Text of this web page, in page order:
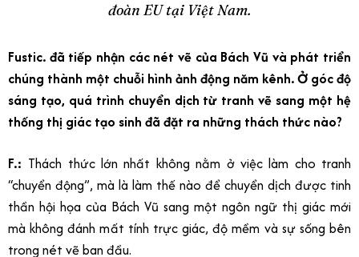
đoàn EU tại Việt Nam.
Fustic. đã tiếp nhận các nét vẽ của Bách Vũ và phát triển
chúng thành một chuỗi hình ảnh động năm kênh. Ở góc độ
sáng tạo, quá trình chuyển dịch từ tranh vẽ sang một hệ
thống thị giác tạo sinh đã đặt ra những thách thức nào?
F.: Thách thức lớn nhất không nằm ở việc làm cho tranh
“chuyển động”, mà là làm thế nào để chuyển dịch được tinh
thần hội họa của Bách Vũ sang một ngôn ngữ thị giác mới
mà không đánh mất tính trực giác, độ mềm và sự sống bên
trong nét vẽ ban đầu.